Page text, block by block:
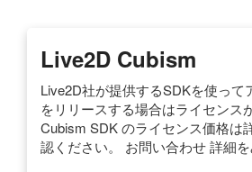
Live2D Cubism
Live2D社が提供するSDKを使って
をリリースする場合はライセンス
Cubism SDK のライセンス価格は
認ください。 お問い合わせ 詳細